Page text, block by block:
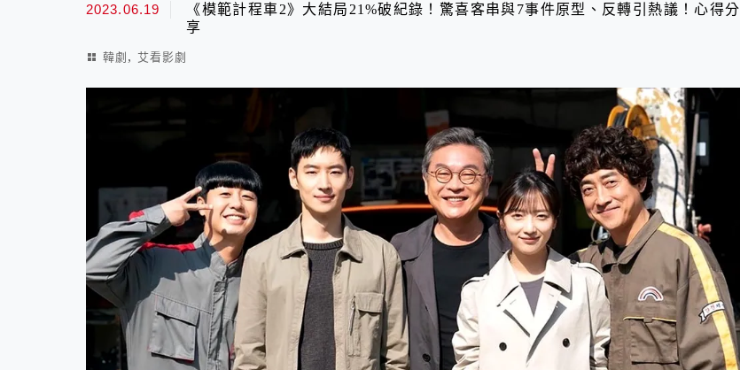
2023.06.19
《模範計程車2》大結局21%破紀錄！驚喜客串與7事件原型、反轉引熱議！心得分
享
韓劇 , 艾看影劇